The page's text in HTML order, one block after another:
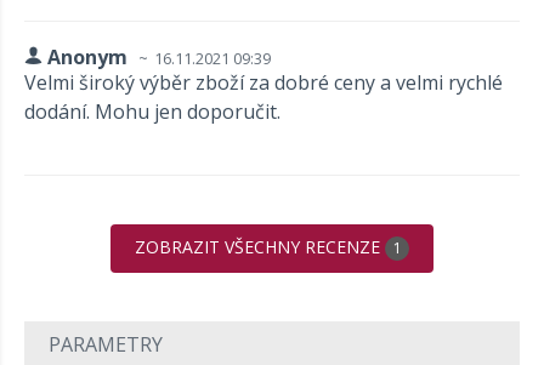
Anonym 16.11.2021 09:39
Velmi široký výběr zboží za dobré ceny a velmi rychlé
dodání. Mohu jen doporučit.
ZOBRAZIT VŠECHNY RECENZE 1
PARAMETRY